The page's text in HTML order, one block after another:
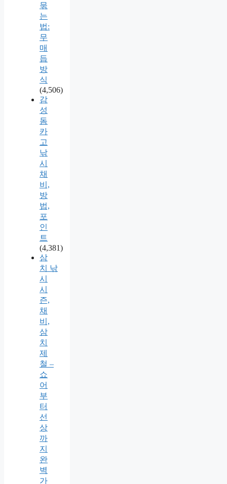
묶
는
법:
무
매
듭
방
식
(4,506)
감
성
돔
카
고
낚
시
채
비,
방
법,
포
인
트
(4,381)
삼
치 낚
시
시
즌,
채
비,
삼
치
제
철 –
쇼
어
부
터
선
상
까
지
완
벽
가